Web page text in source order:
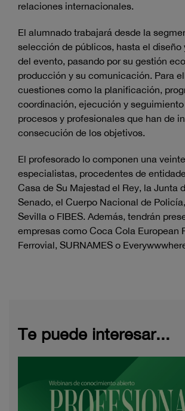
relaciones internacionales.
El alumnado trabajará desde la
selección de públicos, hasta el diseño
del evento, pasando por su gestión
producción y su comunicación. Para
cuestiones como la planificación,
coordinación, ejecución y
procesos y profesionales que han de
consecución de los objetivos.
El profesorado lo componen una
especialistas, procedentes de
Casa de Su Majestad el Rey, la Junta
Senado, el Cuerpo Nacional de
Sevilla o FIBES. Además, tendrán
empresas como Coca Cola European
Ferrovial, SURNAMES o
Te puede interesar...